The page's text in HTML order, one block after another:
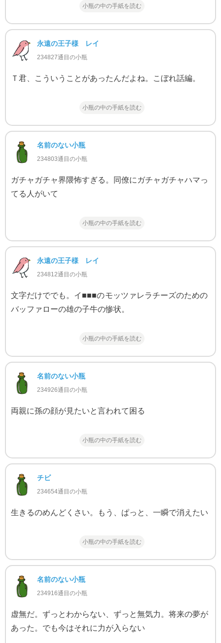
小瓶の中の手紙を読む
永遠の王子様 レイ
234827通目の小瓶
Ｔ君、こういうことがあったんだよね。こぼれ話編。
小瓶の中の手紙を読む
名前のない小瓶
234803通目の小瓶
ガチャガチャ界隈怖すぎる。同僚にガチャガチャハマっ
てる人がいて
小瓶の中の手紙を読む
永遠の王子様 レイ
234812通目の小瓶
文字だけででも。イ■■■のモッツァレラチーズのための
バッファローの雄の子牛の惨状。
小瓶の中の手紙を読む
名前のない小瓶
234926通目の小瓶
両親に孫の顔が見たいと言われて困る
小瓶の中の手紙を読む
チビ
234654通目の小瓶
生きるのめんどくさい。もう、ぱっと、一瞬で消えたい
小瓶の中の手紙を読む
名前のない小瓶
234916通目の小瓶
虚無だ。ずっとわからない、ずっと無気力。将来の夢が
あった。でも今はそれに力が入らない